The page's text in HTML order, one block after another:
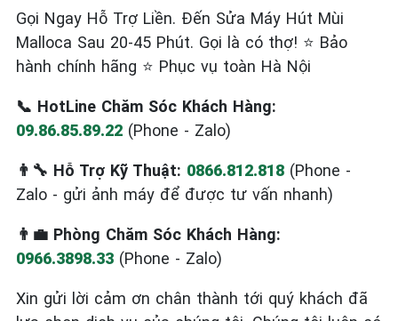
Gọi Ngay Hỗ Trợ Liền. Đến Sửa Máy Hút Mùi
Malloca Sau 20-45 Phút. Gọi là có thợ! ⭐ Bảo
hành chính hãng ⭐ Phục vụ toàn Hà Nội
📞 HotLine Chăm Sóc Khách Hàng:
09.86.85.89.22 (Phone - Zalo)
👨‍🔧 Hỗ Trợ Kỹ Thuật: 0866.812.818 (Phone -
Zalo - gửi ảnh máy để được tư vấn nhanh)
👨‍💼 Phòng Chăm Sóc Khách Hàng:
0966.3898.33 (Phone - Zalo)
Xin gửi lời cảm ơn chân thành tới quý khách đã